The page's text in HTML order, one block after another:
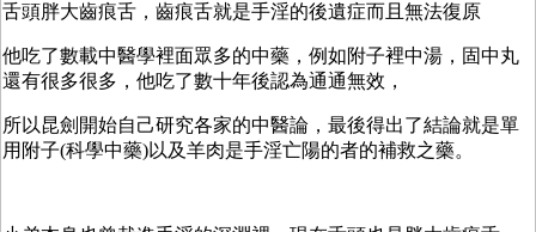
舌頭胖大齒痕舌，齒痕舌就是手淫的後遺症而且無法復原
他吃了數載中醫學裡面眾多的中藥，例如附子裡中湯，固中丸
還有很多很多，他吃了數十年後認為通通無效，
所以昆劍開始自己研究各家的中醫論，最後得出了結論就是單
用附子(科學中藥)以及羊肉是手淫亡陽的者的補救之藥。